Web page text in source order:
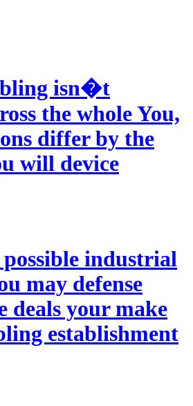
isn�t
the whole You,
differ by the
will device
industrial
may defense
deals your make
establishment